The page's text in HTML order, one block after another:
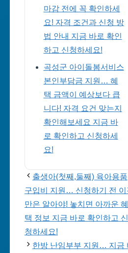
마감 전에 꼭 확인하세
요! 자격 조건과 신청 방
법 안내 지금 바로 확인
하고 신청하세요!
곡성군 아이돌봄서비스
본인부담금 지원… 혜
택 금액이 예상보다 큽
니다! 자격 요건 맞는지
확인해보세요 지금 바
로 확인하고 신청하세
요!
출생아(첫째,둘째) 육아용품
구입비 지원… 신청하기 전 이
만은 알아야! 놓치면 아까운 혜
택 정보 지금 바로 확인하고 신
청하세요!
한방 난임부부 지원… 지금